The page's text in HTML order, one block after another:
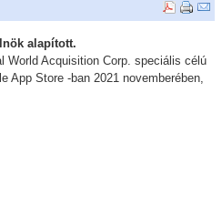
alapított.
World Acquisition Corp. speciális célú
App Store -ban 2021 novemberében,